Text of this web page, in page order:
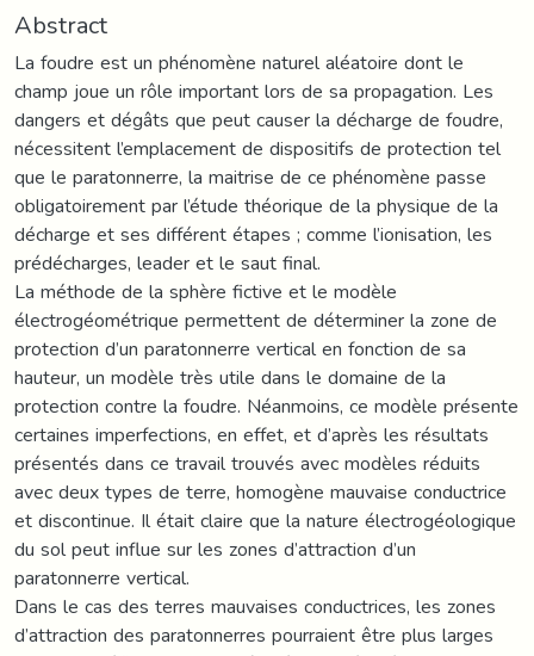
Abstract
La foudre est un phénomène naturel aléatoire dont le
champ joue un rôle important lors de sa propagation. Les
dangers et dégâts que peut causer la décharge de foudre,
nécessitent l’emplacement de dispositifs de protection tel
que le paratonnerre, la maitrise de ce phénomène passe
obligatoirement par l’étude théorique de la physique de la
décharge et ses différent étapes ; comme l’ionisation, les
prédécharges, leader et le saut final.
La méthode de la sphère fictive et le modèle
électrogéométrique permettent de déterminer la zone de
protection d’un paratonnerre vertical en fonction de sa
hauteur, un modèle très utile dans le domaine de la
protection contre la foudre. Néanmoins, ce modèle présente
certaines imperfections, en effet, et d’après les résultats
présentés dans ce travail trouvés avec modèles réduits
avec deux types de terre, homogène mauvaise conductrice
et discontinue. Il était claire que la nature électrogéologique
du sol peut influe sur les zones d’attraction d’un
paratonnerre vertical.
Dans le cas des terres mauvaises conductrices, les zones
d’attraction des paratonnerres pourraient être plus larges